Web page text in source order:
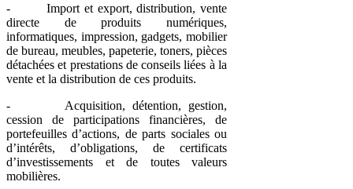
- Import et export, distribution, vente
directe de produits numériques,
informatiques, impression, gadgets, mobilier
de bureau, meubles, papeterie, toners, pièces
détachées et prestations de conseils liées à la
vente et la distribution de ces produits.
- Acquisition, détention, gestion,
cession de participations financières, de
portefeuilles d’actions, de parts sociales ou
d’intérêts, d’obligations, de certificats
d’investissements et de toutes valeurs
mobilières.